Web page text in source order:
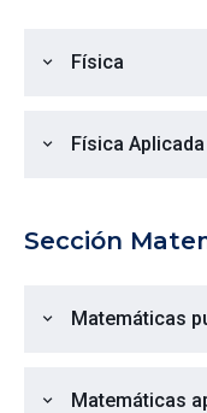
expand_more Física
expand_more Física Aplicada
Sección
expand_more Matemáticas
expand_more Matemáticas